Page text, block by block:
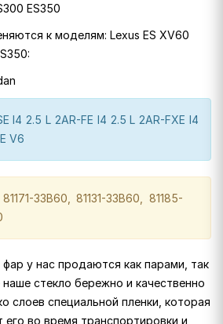
ES350
к моделям: Lexus ES XV60
I4 2.5 L 2AR-FE I4 2.5 L 2AR-FXE I4
V6
33B60, 81131-33B60, 81185-
фар у нас продаются как парами, так
стекло бережно и качественно
слоев специальной пленки, которая
во время транспортировки и